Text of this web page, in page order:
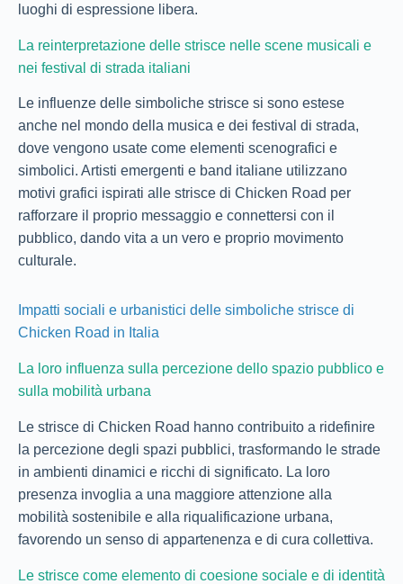
luoghi di espressione libera.
La reinterpretazione delle strisce nelle scene musicali e
nei festival di strada italiani
Le influenze delle simboliche strisce si sono estese
anche nel mondo della musica e dei festival di strada,
dove vengono usate come elementi scenografici e
simbolici. Artisti emergenti e band italiane utilizzano
motivi grafici ispirati alle strisce di Chicken Road per
rafforzare il proprio messaggio e connettersi con il
pubblico, dando vita a un vero e proprio movimento
culturale.
Impatti sociali e urbanistici delle simboliche strisce di
Chicken Road in Italia
La loro influenza sulla percezione dello spazio pubblico e
sulla mobilità urbana
Le strisce di Chicken Road hanno contribuito a ridefinire
la percezione degli spazi pubblici, trasformando le strade
in ambienti dinamici e ricchi di significato. La loro
presenza invoglia a una maggiore attenzione alla
mobilità sostenibile e alla riqualificazione urbana,
favorendo un senso di appartenenza e di cura collettiva.
Le strisce come elemento di coesione sociale e di identità